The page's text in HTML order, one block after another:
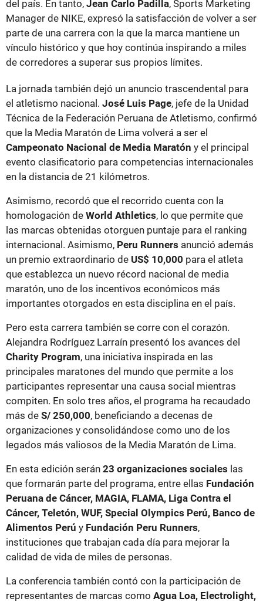
del país. En tanto, Jean Carlo Padilla, Sports Marketing
Manager de NIKE, expresó la satisfacción de volver a ser
parte de una carrera con la que la marca mantiene un
vínculo histórico y que hoy continúa inspirando a miles
de corredores a superar sus propios límites.
La jornada también dejó un anuncio trascendental para
el atletismo nacional. José Luis Page, jefe de la Unidad
Técnica de la Federación Peruana de Atletismo, confirmó
que la Media Maratón de Lima volverá a ser el
Campeonato Nacional de Media Maratón y el principal
evento clasificatorio para competencias internacionales
en la distancia de 21 kilómetros.
Asimismo, recordó que el recorrido cuenta con la
homologación de World Athletics, lo que permite que
las marcas obtenidas otorguen puntaje para el ranking
internacional. Asimismo, Peru Runners anunció además
un premio extraordinario de US$ 10,000 para el atleta
que establezca un nuevo récord nacional de media
maratón, uno de los incentivos económicos más
importantes otorgados en esta disciplina en el país.
Pero esta carrera también se corre con el corazón.
Alejandra Rodríguez Larraín presentó los avances del
Charity Program, una iniciativa inspirada en las
principales maratones del mundo que permite a los
participantes representar una causa social mientras
compiten. En solo tres años, el programa ha recaudado
más de S/ 250,000, beneficiando a decenas de
organizaciones y consolidándose como uno de los
legados más valiosos de la Media Maratón de Lima.
En esta edición serán 23 organizaciones sociales las
que formarán parte del programa, entre ellas Fundación
Peruana de Cáncer, MAGIA, FLAMA, Liga Contra el
Cáncer, Teletón, WUF, Special Olympics Perú, Banco de
Alimentos Perú y Fundación Peru Runners,
instituciones que trabajan cada día para mejorar la
calidad de vida de miles de personas.
La conferencia también contó con la participación de
representantes de marcas como Agua Loa, Electrolight,